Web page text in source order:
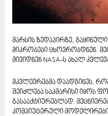
მარსის ზედაპირზე,
მიკრობები ცხოვრობდნენ.
მივიდნენ NASA-ს ახალ
მკვლევრებმა დაადგინეს,
შეიძლება საკმარისი იყოს
გასააქტიურებლად.
კომპიუტერული